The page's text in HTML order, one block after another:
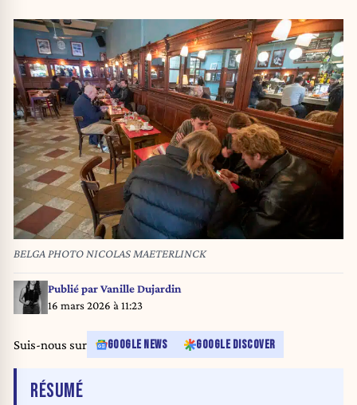
BELGA PHOTO NICOLAS MAETERLINCK
Publié parVanille Dujardin
16 mars 2026 à 11:23
Suis-nous sur GOOGLE NEWS GOOGLE DISCOVER
RÉSUMÉDE L'ARTICLE